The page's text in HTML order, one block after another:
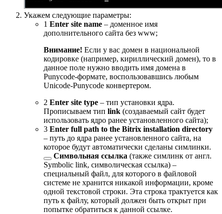
Укажем следующие параметры:
1 Enter site name – доменное имя
дополнительного сайта без www;
Внимание! Если у вас домен в национальной
кодировке (например, кириллический домен), то в
данное поле нужно вводить имя домена в
Punycode-формате, воспользовавшись любым
Unicode-Punycode конвертером.
2 Enter site type – тип установки ядра.
Прописываем тип link (создаваемый сайт будет
использовать ядро ранее установленного сайта);
3 Enter full path to the Bitrix installation directory
– путь до ядра ранее установленного сайта, на
которое будут автоматически сделаны симлинки.
Символьная ссылка (также симлинк от англ.
Symbolic link, символическая ссылка) –
cпециальный файл, для которого в файловой
системе не хранится никакой информации, кроме
одной текстовой строки. Эта строка трактуется как
путь к файлу, который должен быть открыт при
попытке обратиться к данной ссылке.